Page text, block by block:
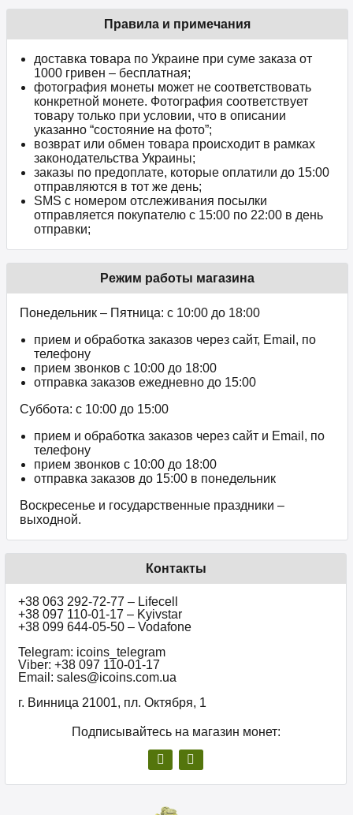
Правила и примечания
доставка товара по Украине при суме заказа от
1000 гривен – бесплатная;
фотография монеты может не соответствовать
конкретной монете. Фотография соответствует
товару только при условии, что в описании
указанно “состояние на фото”;
возврат или обмен товара происходит в рамках
законодательства Украины;
заказы по предоплате, которые оплатили до 15:00
отправляются в тот же день;
SMS с номером отслеживания посылки
отправляется покупателю с 15:00 по 22:00 в день
отправки;
Режим работы магазина
Понедельник – Пятница: с 10:00 до 18:00
прием и обработка заказов через сайт, Email, по
телефону
прием звонков c 10:00 до 18:00
отправка заказов ежедневно до 15:00
Суббота: с 10:00 до 15:00
прием и обработка заказов через сайт и Email, по
телефону
прием звонков c 10:00 до 18:00
отправка заказов до 15:00 в понедельник
Воскресенье и государственные праздники –
выходной.
Контакты
+38 063 292-72-77 – Lifecell
+38 097 110-01-17 – Kyivstar
+38 099 644-05-50 – Vodafone
Telegram: icoins_telegram
Viber: +38 097 110-01-17
Email: sales@icoins.com.ua
г. Винница 21001, пл. Октября, 1
Подписывайтесь на магазин монет: